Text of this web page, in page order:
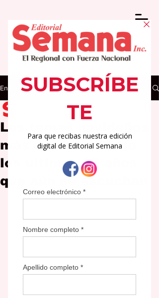
Entrada
Los temas navideños
más destacados de
los últimos 25 años
que aún se escuchan
2 min de lectura